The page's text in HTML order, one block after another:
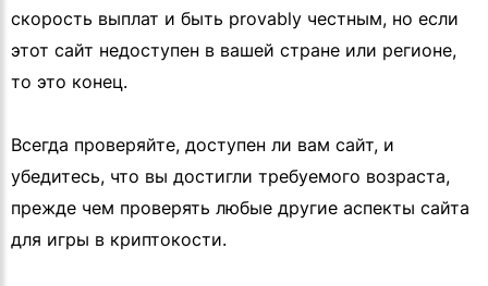
скорость выплат и быть provably честным, но если
этот сайт недоступен в вашей стране или регионе,
то это конец.
Всегда проверяйте, доступен ли вам сайт, и
убедитесь, что вы достигли требуемого возраста,
прежде чем проверять любые другие аспекты сайта
для игры в криптокости.